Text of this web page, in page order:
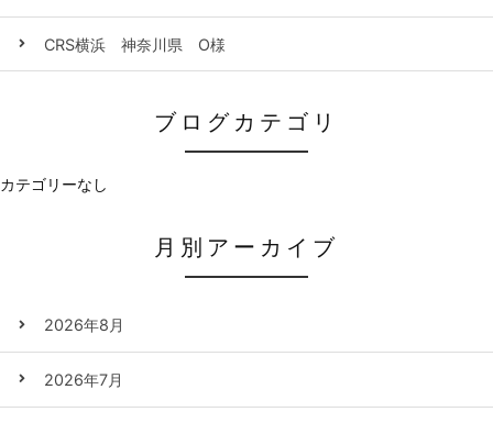
CRS横浜 神奈川県 O様
ブログカテゴリ
カテゴリーなし
月別アーカイブ
2026年8月
2026年7月